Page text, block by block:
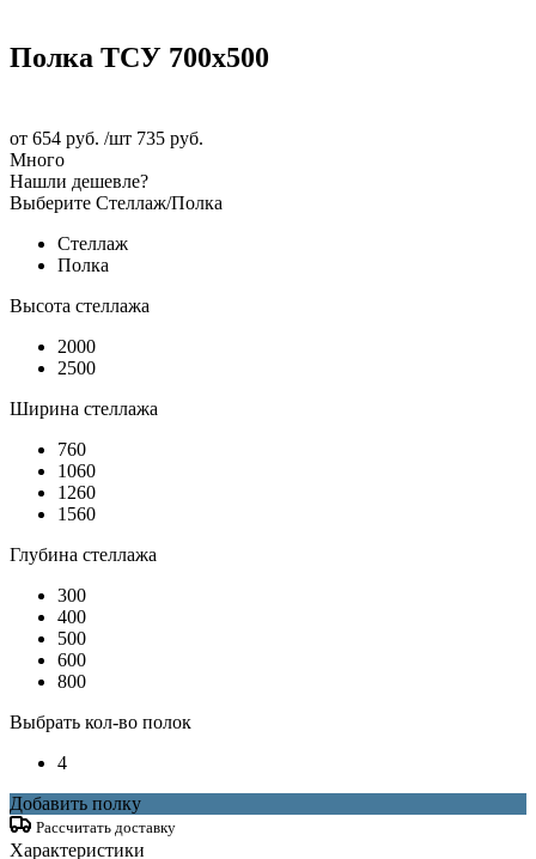
Полка ТСУ 700x500
от 654 руб. /шт 735 руб.
Много
Нашли дешевле?
Выберите Стеллаж/Полка
Стеллаж
Полка
Высота стеллажа
2000
2500
Ширина стеллажа
760
1060
1260
1560
Глубина стеллажа
300
400
500
600
800
Выбрать кол-во полок
4
Добавить полку
Рассчитать доставку
Характеристики